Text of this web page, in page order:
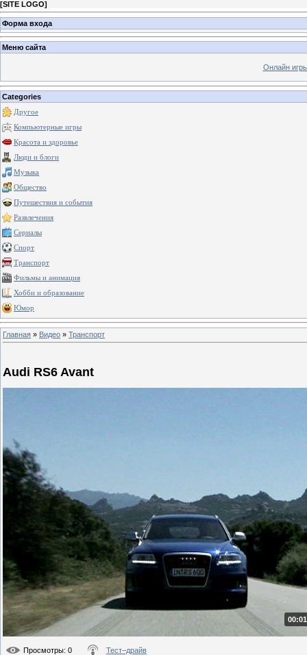
[SITE LOGO]
Форма входа
Меню сайта
Онлайн
Categories
Другое
Компьютерные игры
Красота и здоровье
Люди и блоги
Музыка
Общество
Путешествия и события
Развлечения
Сериалы
Спорт
Транспорт
Фильмы и анимация
Хобби и образование
Юмор
Главная » Видео » Транспорт
Audi RS6 Avant
Просмотры: 0 Тест–драйв